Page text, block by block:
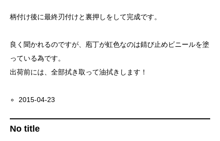
柄付け後に最終刃付けと裏押しをして完成です。
良く聞かれるのですが、庖丁が虹色なのは錆び止めビニールを塗
っている為です。
出荷前には、全部拭き取って油拭きします！
2015-04-23
No title